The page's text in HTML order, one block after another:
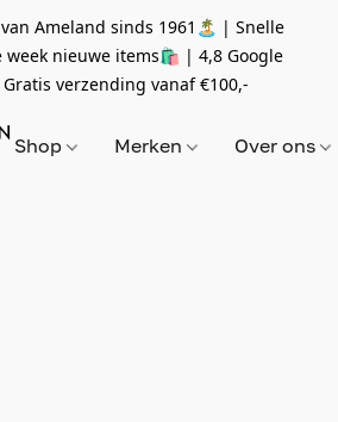
Ameland sinds 1961🏝 | Snelle
week nieuwe items🛍 | 4,8 Google
verzending vanaf€100,-
Shop Merken Over ons